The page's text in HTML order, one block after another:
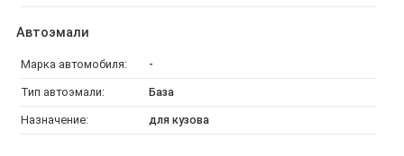
Автоэмали
Марка автомобиля: -
Тип автоэмали: База
Назначение: для кузова